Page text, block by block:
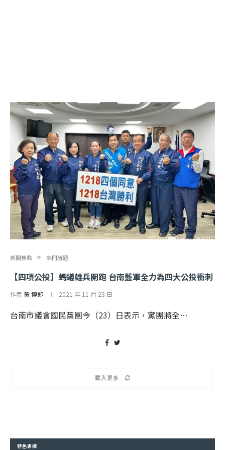
新聞焦點 熱門議題
【四項公投】螞蟻雄兵開跑 台南藍軍全力為四大公投衝刺
作者 黃 博郎 2021 年 11 月 23 日
台南市議會國民黨團今（23）日表示，黨團將全…
載入更多
特色專欄